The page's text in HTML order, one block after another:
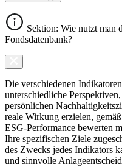
Sektion: Wie nutzt man
Fondsdatenbank?
Die verschiedenen
unterschiedliche
persönlichen
reale Wirkung erzielen,
ESG-Performance bewerten
Ihre spezifischen Ziele
des Zwecks jedes Indikators
und sinnvolle